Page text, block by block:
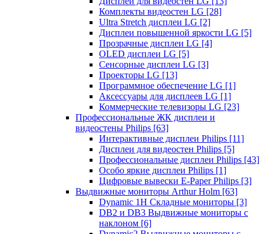
Комплекты видеостен LG [28]
Ultra Stretch дисплеи LG [2]
Дисплеи повышенной яркости LG [5]
Прозрачные дисплеи LG [4]
OLED дисплеи LG [5]
Сенсорные дисплеи LG [3]
Проекторы LG [13]
Программное обеспечение LG [1]
Аксессуары для дисплеев LG [1]
Коммерческие телевизоры LG [23]
Профессиональные ЖК дисплеи и
видеостены Philips [63]
Интерактивные дисплеи Philips [11]
Дисплеи для видеостен Philips [5]
Профессиональные дисплеи Philips [43]
Особо яркие дисплеи Philips [1]
Цифровые вывески E-Paper Philips [3]
Выдвижные мониторы Arthur Holm [63]
Dynamic 1Н Складные мониторы [3]
DB2 и DB3 Выдвижные мониторы с
наклоном [6]